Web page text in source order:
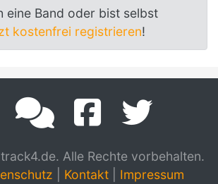
eine Band oder bist selbst
kostenfrei registrieren!
Alle Rechte vorbehalten.
Kontakt
Impressum